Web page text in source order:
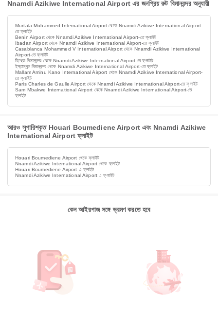
Nnamdi Azikiwe International Airport এর জনপ্রিয় রুট বিমানবন্দর অনুযায়ী
Murtala Muhammed International Airport থেকে Nnamdi Azikiwe International Airport-
তে ফ্লাইট
Benin Airport থেকে Nnamdi Azikiwe International Airport-তে ফ্লাইট
Ibadan Airport থেকে Nnamdi Azikiwe International Airport-তে ফ্লাইট
Casablanca Mohammed V International Airport থেকে Nnamdi Azikiwe International
Airport-তে ফ্লাইট
হিথ্রো বিমানবন্দর থেকে Nnamdi Azikiwe International Airport-তে ফ্লাইট
ইস্তাম্বুল বিমানবন্দর থেকে Nnamdi Azikiwe International Airport-তে ফ্লাইট
Mallam Aminu Kano International Airport থেকে Nnamdi Azikiwe International Airport-
তে ফ্লাইট
Paris Charles de Gaulle Airport থেকে Nnamdi Azikiwe International Airport-তে ফ্লাইট
Sam Mbakwe International Airport থেকে Nnamdi Azikiwe International Airport-তে
ফ্লাইট
আরও সুপারিশকৃত Houari Boumediene Airport এবং Nnamdi Azikiwe
International Airport ফ্লাইট
Houari Boumediene Airport থেকে ফ্লাইট
Nnamdi Azikiwe International Airport থেকে ফ্লাইট
Houari Boumediene Airport এ ফ্লাইট
Nnamdi Azikiwe International Airport এ ফ্লাইট
কেন আইরপাজ সঙ্গে ভ্রমণ করতে হবে